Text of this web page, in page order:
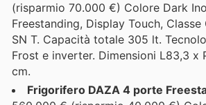
(risparmio 70.000 €) Colore Dark
Freestanding, Display Touch, Classe
SN T. Capacità totale 305 lt.
Frost e inverter. Dimensioni L83,3 x
cm.
Frigorifero DAZA 4 porte